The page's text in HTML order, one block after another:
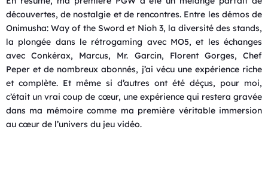
découvertes, de nostalgie et de rencontres. Entre les démos de
Onimusha: Way of the Sword et Nioh 3, la diversité des stands,
la plongée dans le rétrogaming avec MO5, et les échanges
avec Conkérax, Marcus, Mr. Garcin, Florent Gorges, Chef
Peper et de nombreux abonnés, j’ai vécu une expérience riche
et complète. Et même si d’autres ont été déçus, pour moi,
c’était un vrai coup de cœur, une expérience qui restera gravée
dans ma mémoire comme ma première véritable immersion
au cœur de l’univers du jeu vidéo.